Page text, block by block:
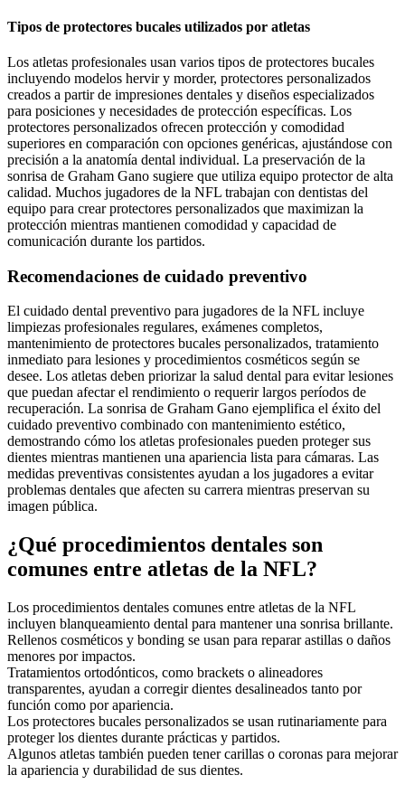
Tipos de protectores bucales utilizados por atletas
Los atletas profesionales usan varios tipos de protectores bucales
incluyendo modelos hervir y morder, protectores personalizados
creados a partir de impresiones dentales y diseños especializados
para posiciones y necesidades de protección específicas. Los
protectores personalizados ofrecen protección y comodidad
superiores en comparación con opciones genéricas, ajustándose con
precisión a la anatomía dental individual. La preservación de la
sonrisa de Graham Gano sugiere que utiliza equipo protector de alta
calidad. Muchos jugadores de la NFL trabajan con dentistas del
equipo para crear protectores personalizados que maximizan la
protección mientras mantienen comodidad y capacidad de
comunicación durante los partidos.
Recomendaciones de cuidado preventivo
El cuidado dental preventivo para jugadores de la NFL incluye
limpiezas profesionales regulares, exámenes completos,
mantenimiento de protectores bucales personalizados, tratamiento
inmediato para lesiones y procedimientos cosméticos según se
desee. Los atletas deben priorizar la salud dental para evitar lesiones
que puedan afectar el rendimiento o requerir largos períodos de
recuperación. La sonrisa de Graham Gano ejemplifica el éxito del
cuidado preventivo combinado con mantenimiento estético,
demostrando cómo los atletas profesionales pueden proteger sus
dientes mientras mantienen una apariencia lista para cámaras. Las
medidas preventivas consistentes ayudan a los jugadores a evitar
problemas dentales que afecten su carrera mientras preservan su
imagen pública.
¿Qué procedimientos dentales son
comunes entre atletas de la NFL?
Los procedimientos dentales comunes entre atletas de la NFL
incluyen blanqueamiento dental para mantener una sonrisa brillante.
Rellenos cosméticos y bonding se usan para reparar astillas o daños
menores por impactos.
Tratamientos ortodónticos, como brackets o alineadores
transparentes, ayudan a corregir dientes desalineados tanto por
función como por apariencia.
Los protectores bucales personalizados se usan rutinariamente para
proteger los dientes durante prácticas y partidos.
Algunos atletas también pueden tener carillas o coronas para mejorar
la apariencia y durabilidad de sus dientes.